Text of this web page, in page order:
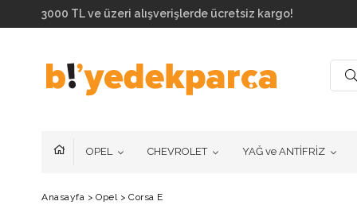
3000 TL ve üzeri alışverişlerde ücretsiz kargo!
OPEL CHEVROLET YAĞ ve ANTİFRİZ
Anasayfa > Opel> Corsa E